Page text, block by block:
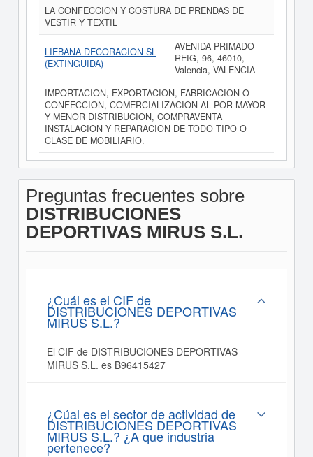
LA CONFECCION Y COSTURA DE PRENDAS DE
VESTIR Y TEXTIL
LIEBANA DECORACION SL
(EXTINGUIDA)
AVENIDA PRIMADO
REIG, 96, 46010,
Valencia, VALENCIA
IMPORTACION, EXPORTACION, FABRICACION O
CONFECCION, COMERCIALIZACION AL POR MAYOR
Y MENOR DISTRIBUCION, COMPRAVENTA
INSTALACION Y REPARACION DE TODO TIPO O
CLASE DE MOBILIARIO.
Preguntas frecuentes sobre
DISTRIBUCIONES
DEPORTIVAS MIRUS S.L.
¿Cuál es el CIF de
DISTRIBUCIONES DEPORTIVAS
MIRUS S.L.?
El CIF de DISTRIBUCIONES DEPORTIVAS
MIRUS S.L. es B96415427
¿Cúal es el sector de actividad de
DISTRIBUCIONES DEPORTIVAS
MIRUS S.L.? ¿A que industria
pertenece?